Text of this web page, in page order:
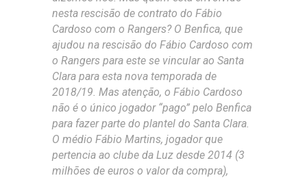
nesta rescisão de contrato do Fábio
Cardoso com o Rangers? O Benfica, que
ajudou na rescisão do Fábio Cardoso com
o Rangers para este se vincular ao Santa
Clara para esta nova temporada de
2018/19. Mas atenção, o Fábio Cardoso
não é o único jogador “pago” pelo Benfica
para fazer parte do plantel do Santa Clara.
O médio Fábio Martins, jogador que
pertencia ao clube da Luz desde 2014 (3
milhões de euros o valor da compra),